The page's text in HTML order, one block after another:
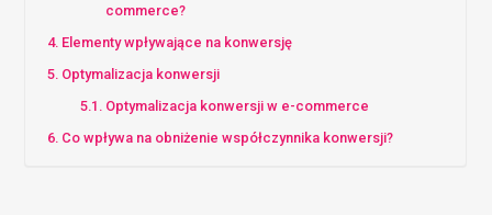
commerce?
Elementy wpływające na konwersję
Optymalizacja konwersji
Optymalizacja konwersji w e-commerce
Co wpływa na obniżenie współczynnika konwersji?